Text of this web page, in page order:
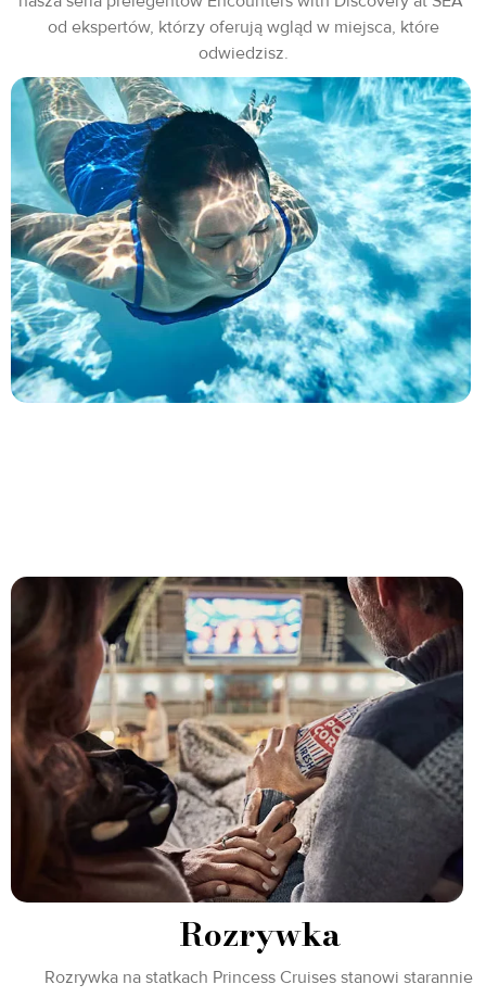
od ekspertów, którzy oferują wgląd w miejsca, które
odwiedzisz.
Rozrywka
Rozrywka na statkach Princess Cruises stanowi starannie